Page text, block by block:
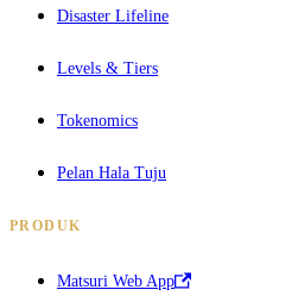
Disaster Lifeline
Levels & Tiers
Tokenomics
Pelan Hala Tuju
PRODUK
Matsuri Web App